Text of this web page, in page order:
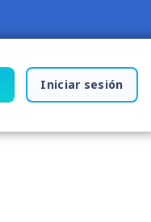
Iniciar sesión